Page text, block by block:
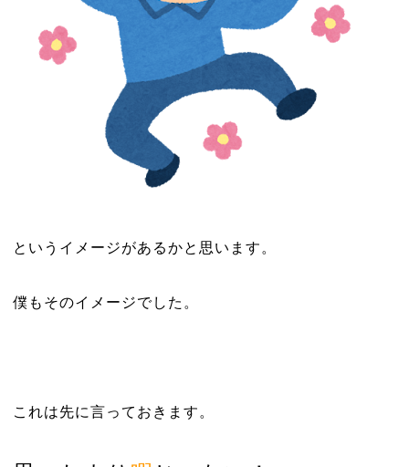
というイメージがあるかと思います。
僕もそのイメージでした。
これは先に言っておきます。